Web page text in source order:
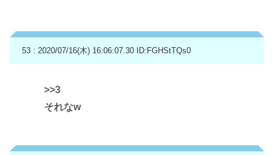
53 : 2020/07/16(木) 16:06:07.30 ID:FGHStTQs0
>>3
それなw